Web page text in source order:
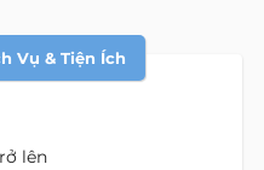
Vụ & Tiện Ích
lên